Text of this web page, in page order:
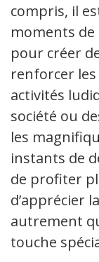
compris, il
moments
pour créer
renforcer
activités
société ou
les
instants de
de profiter
d’apprécier
autrement
touche